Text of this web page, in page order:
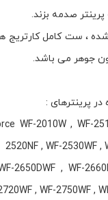
صدمه بزند.
، ست کامل کارتریج
جوهر می باشد.
در پرینترهای :
WF-2010W , WF-
2520NF , WF-2530WF ,
2650DWF , WF-
, WF-2750WF ,